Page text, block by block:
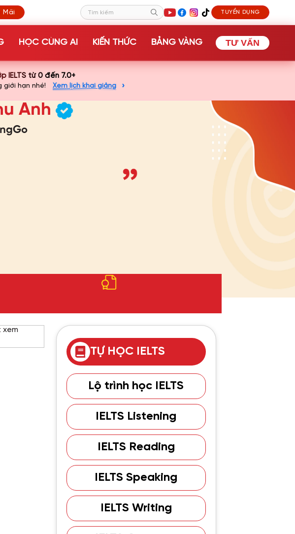
Mãi
Tìm kiếm
TUYỂN DỤNG
HỌC CÙNG AI KIẾN THỨC BẢNG VÀNG TƯ VẤN
IELTS từ 0 đến 7.0+
giới hạn nhé! Xem lịch khai giảng
Anh
xem
TỰ HỌC IELTS
Lộ trình học IELTS
IELTS Listening
IELTS Reading
IELTS Speaking
IELTS Writing